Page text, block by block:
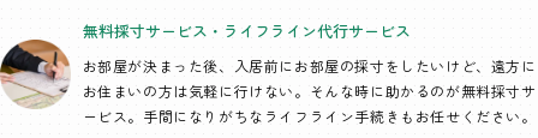
無料採寸サービス・ ライフライン代行サービス
お部屋が決まった後、入居前にお部屋の採寸をしたいけど、遠方に
お住まいの方は気軽に行けない。そんな時に助かるのが無料採寸サ
ービス。手間になりがちなライフライン手続きもお任せください。